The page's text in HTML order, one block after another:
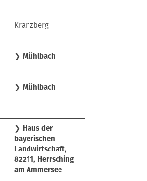
Kranzberg
❯ Mühlbach
❯ Mühlbach
❯ Haus der
bayerischen
Landwirtschaft,
82211, Herrsching
am Ammersee